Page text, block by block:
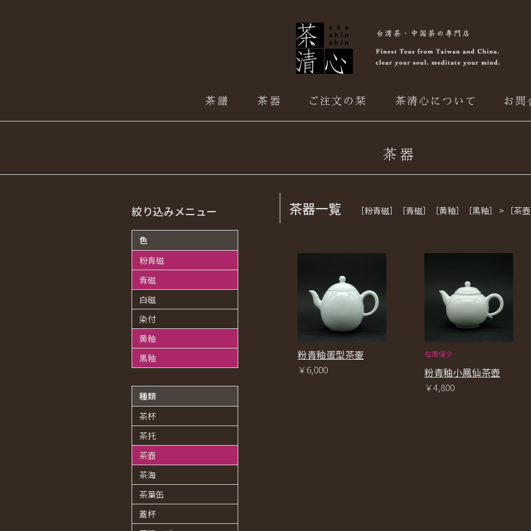
絞り込みメニュー
色
粉青磁
青磁
白磁
染付
黄釉
黒釉
種類
茶杯
茶托
茶壺
茶海
茶葉缶
蓋杯
茶器一覧 ［粉青磁］［青磁］［黄釉］［黒釉］ > ［茶壺
粉青釉蛋型茶壷
￥6,000
在庫僅少
粉青釉小鳳仙茶壺
￥4,800